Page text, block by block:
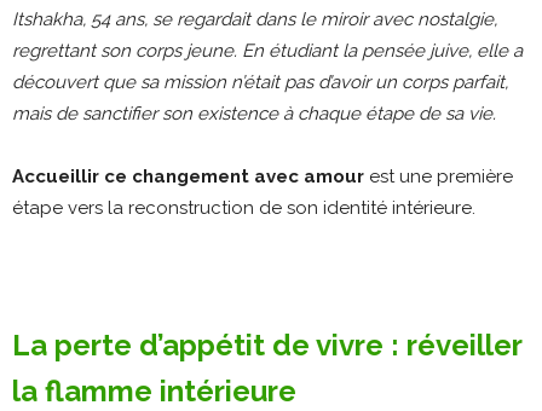
Itshakha, 54 ans, se regardait dans le miroir avec nostalgie,
regrettant son corps jeune. En étudiant la pensée juive, elle a
découvert que sa mission n’était pas d’avoir un corps parfait,
mais de sanctifier son existence à chaque étape de sa vie.
Accueillir ce changement avec amour est une première
étape vers la reconstruction de son identité intérieure.
La perte d’appétit de vivre : réveiller
la flamme intérieure